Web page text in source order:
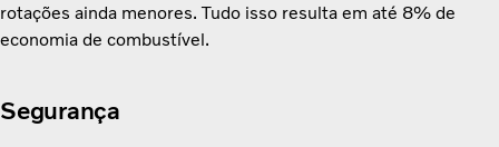
rotações ainda menores. Tudo isso resulta em até 8% de
economia de combustível.
Segurança